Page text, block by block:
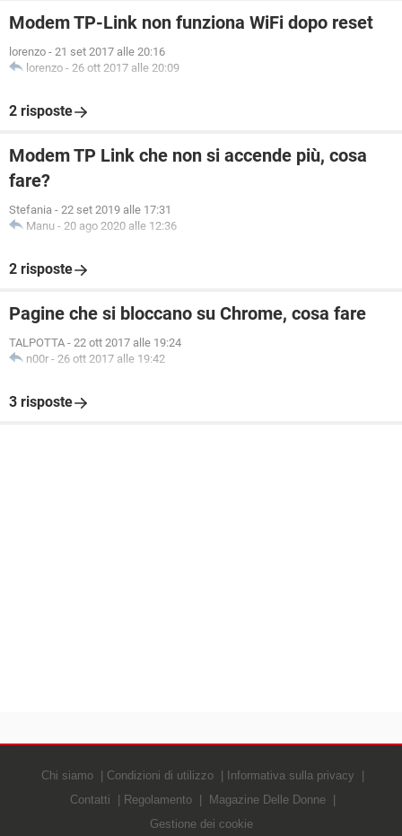
Modem TP-Link non funziona WiFi dopo reset
lorenzo - 21 set 2017 alle 20:16
lorenzo - 26 ott 2017 alle 20:09
2 risposte
Modem TP Link che non si accende più, cosa
fare?
Stefania - 22 set 2019 alle 17:31
Manu - 20 ago 2020 alle 12:36
2 risposte
Pagine che si bloccano su Chrome, cosa fare
TALPOTTA - 22 ott 2017 alle 19:24
n00r - 26 ott 2017 alle 19:42
3 risposte
Chi siamo Condizioni di utilizzo
Informativa sulla privacy
Contatti
Regolamento
Magazine Delle Donne
Gestione dei cookie